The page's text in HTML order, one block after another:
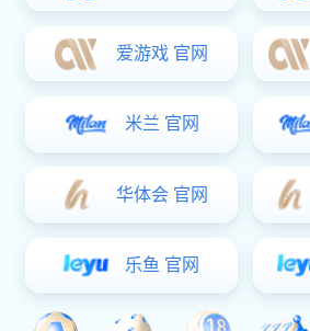
影响到门窗的防盗性能，因此在选择
和工艺。
2. 执手
执手是门窗上用于开启和关闭的把
或窗扇的边缘。执手的设计不仅影响
金等，表面处理工艺包括电镀、喷涂
的装饰风格需求。执手的形状和大小
根据自己的喜好和使用习惯进行选择。
3. 合页与铰链
合页和铰链是连接门窗与框体的重